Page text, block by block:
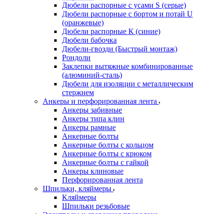
Дюбели распорные с усами S (серые)
Дюбели распорные c бортом и потай U
(оранжевые)
Дюбели распорные К (синие)
Дюбели бабочка
Дюбели-гвозди (Быстрый монтаж)
Рондоли
Заклепки вытяжные комбинированные
(алюминий-сталь)
Дюбели для изоляции с металлическим
стержнем
Анкеры и перфорированная лента
Анкеры забивные
Анкеры типа клин
Анкеры рамные
Анкерные болты
Анкерные болты с кольцом
Анкерные болты с крюком
Анкерные болты с гайкой
Анкеры клиновые
Перфорированная лента
Шпильки, кляймеры
Кляймеры
Шпильки резьбовые